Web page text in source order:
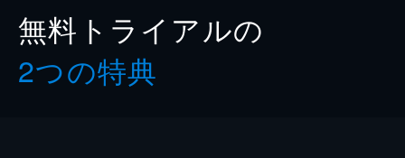
無料トライアルの
2つの特典